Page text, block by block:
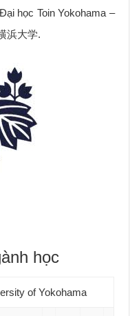
học Toin Yokohama –
浜大学.
học
of Yokohama